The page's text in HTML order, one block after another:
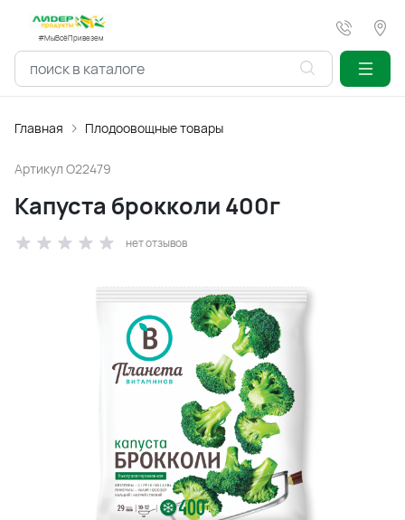
#МыВсёПривезем
Главная Плодоовощные товары
Артикул O22479
Капуста брокколи 400г
нет отзывов